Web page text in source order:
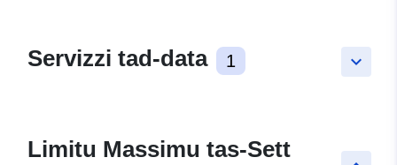
keyboard_arrow_down
Servizzi tad-data 1
Limitu Massimu tas-Sett